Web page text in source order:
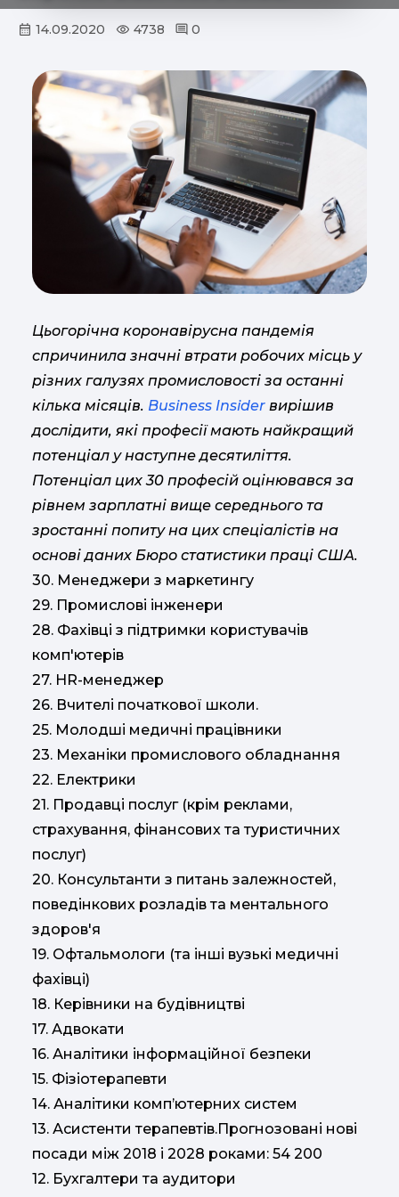
14.09.2020 4738 0
Цьогорічна коронавірусна пандемія
спричинила значні втрати робочих місць у
різних галузях промисловості за останні
кілька місяців. Business Insider вирішив
дослідити, які професії мають найкращий
потенціал у наступне десятиліття.
Потенціал цих 30 професій оцінювався за
рівнем зарплатні вище середнього та
зростанні попиту на цих спеціалістів на
основі даних Бюро статистики праці США.
30. Менеджери з маркетингу
29. Промислові інженери
28. Фахівці з підтримки користувачів
комп'ютерів
27. HR-менеджер
26. Вчителі початкової школи.
25. Молодші медичні працівники
23. Механіки промислового обладнання
22. Електрики
21. Продавці послуг (крім реклами,
страхування, фінансових та туристичних
послуг)
20. Консультанти з питань залежностей,
поведінкових розладів та ментального
здоров'я
19. Офтальмологи (та інші вузькі медичні
фахівці)
18. Керівники на будівництві
17. Адвокати
16. Аналітики інформаційної безпеки
15. Фізіотерапевти
14. Аналітики комп’ютерних систем
13. Асистенти терапевтів.Прогнозовані нові
посади між 2018 і 2028 роками: 54 200
12. Бухгалтери та аудитори